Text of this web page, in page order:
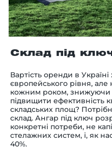
Склад під
Вартість оренди в Україні
європейського рівня, але
кожним роком, знижуючи
підвищити ефективність
складських площ?
склад. Ангар під ключ
конкретні потреби, не
стелажних систем, і, як
40%.
поверх